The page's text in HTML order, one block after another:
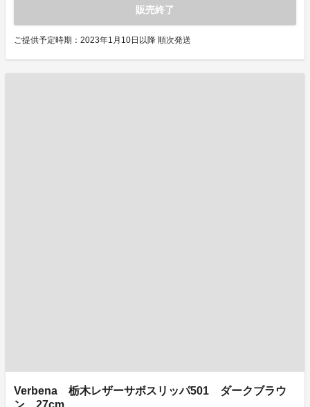
販売終了
ご提供予定時期：2023年1月10日以降 順次発送
Verbena 栃木レザーサボスリッパ501 ダークブラウ